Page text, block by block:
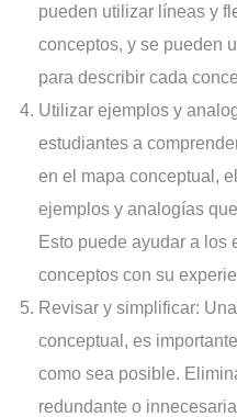
pueden utilizar líneas y
conceptos, y se pueden
para describir cada
Utilizar ejemplos y
estudiantes a
en el mapa conceptual,
ejemplos y analogías
Esto puede ayudar a los
conceptos con su
Revisar y simplificar:
conceptual, es
como sea posible.
redundante o